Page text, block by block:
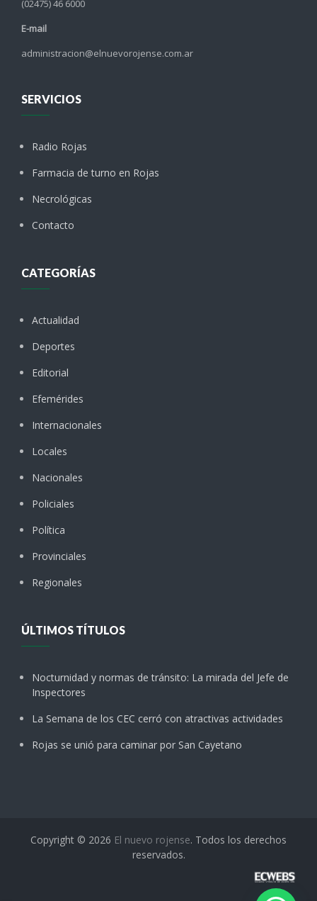
(02475) 46 6000
E-mail
administracion@elnuevorojense.com.ar
SERVICIOS
Radio Rojas
Farmacia de turno en Rojas
Necrológicas
Contacto
CATEGORÍAS
Actualidad
Deportes
Editorial
Efemérides
Internacionales
Locales
Nacionales
Policiales
Política
Provinciales
Regionales
ÚLTIMOS TÍTULOS
Nocturnidad y normas de tránsito: La mirada del Jefe de
Inspectores
La Semana de los CEC cerró con atractivas actividades
Rojas se unió para caminar por San Cayetano
Copyright © 2026 El nuevo rojense. Todos los derechos
reservados.